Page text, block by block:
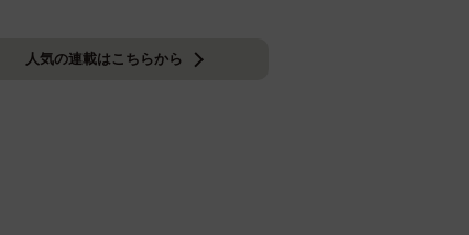
人気の連載はこちらから